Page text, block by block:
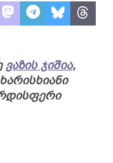
ვაზის ჯიშია,